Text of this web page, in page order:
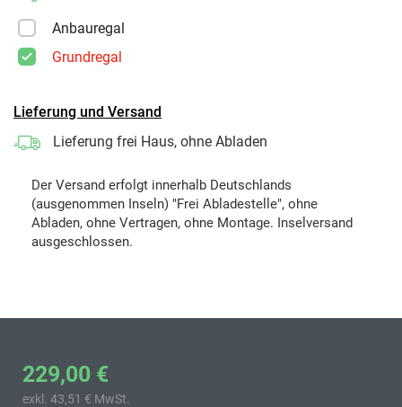
Anbauregal
Grundregal
Lieferung und Versand
Lieferung frei Haus, ohne Abladen
Der Versand erfolgt innerhalb Deutschlands
(ausgenommen Inseln) "Frei Abladestelle", ohne
Abladen, ohne Vertragen, ohne Montage. Inselversand
ausgeschlossen.
229,00 €
exkl. 43,51 € MwSt.